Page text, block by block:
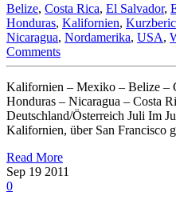
Belize, Costa Rica, El Salvador,
Honduras, Kalifornien,
Nicaragua, Nordamerika, USA,
Comments
Kalifornien – Mexiko – Belize –
Honduras – Nicaragua – Costa
Deutschland/Österreich Juli Im
Kalifornien, über San Francisco
Read More
Sep 19 2011
0